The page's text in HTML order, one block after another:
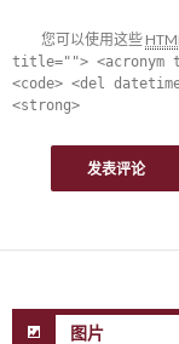
您可以使用这些
title=""> <acronym
<code> <del
<strong>
图片